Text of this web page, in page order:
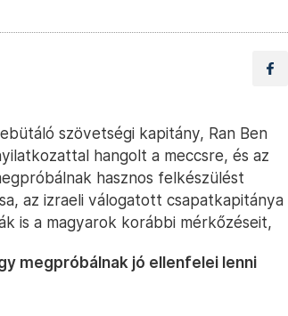
szövetségi kapitány, Ran Ben
hangolt a meccsre, és az
hasznos felkészülést
az izraeli válogatott csapatkapitánya
is a magyarok korábbi mérkőzéseit,
megpróbálnak jó ellenfelei lenni